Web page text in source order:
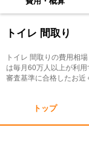
トイレ 間取り
トイレ 間取りの費用相
は毎月60万人以上が利
審査基準に合格したお近
トップ